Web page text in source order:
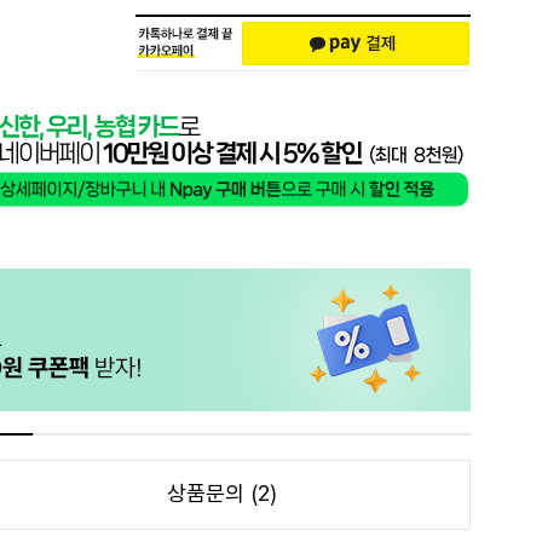
상품문의 (2)